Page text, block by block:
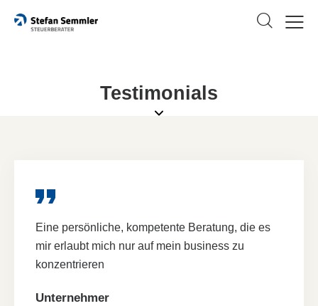
Testimonials
Eine persönliche, kompetente Beratung, die es
mir erlaubt mich nur auf mein business zu
konzentrieren
Unternehmer